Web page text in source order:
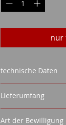
nur
technische Daten
System : SafeAction®
Mag. Kapazität :
Optional: 17 / 19 /
Lieferumfang
Art der Bewilligung